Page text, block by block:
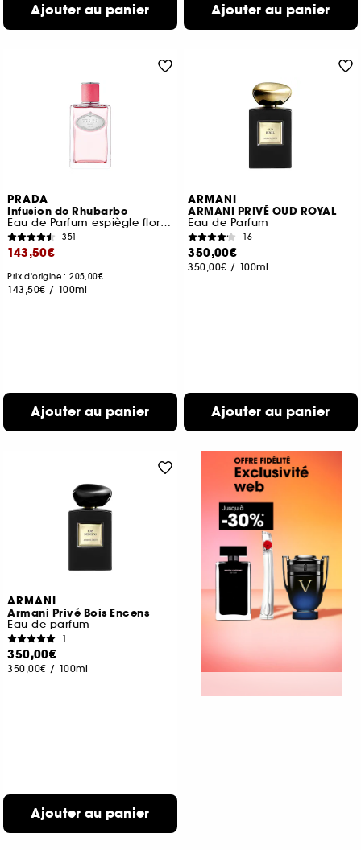
Ajouter au panier Ajouter au panier
PRADA
Infusion de Rhubarbe
Eau de Parfum espiègle florale fruitée
351
143,50€
Prix d'origine : 205,00€
143,50€ / 100ml
Ajouter au panier
ARMANI
ARMANI PRIVÉ OUD ROYAL
Eau de Parfum
16
350,00€
350,00€ / 100ml
Ajouter au panier
ARMANI
Armani Privé Bois Encens
Eau de parfum
1
350,00€
350,00€ / 100ml
Ajouter au panier